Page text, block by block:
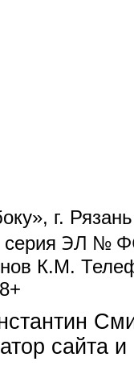
г.
ЭЛ №
К.М.
e-mail)
сайта